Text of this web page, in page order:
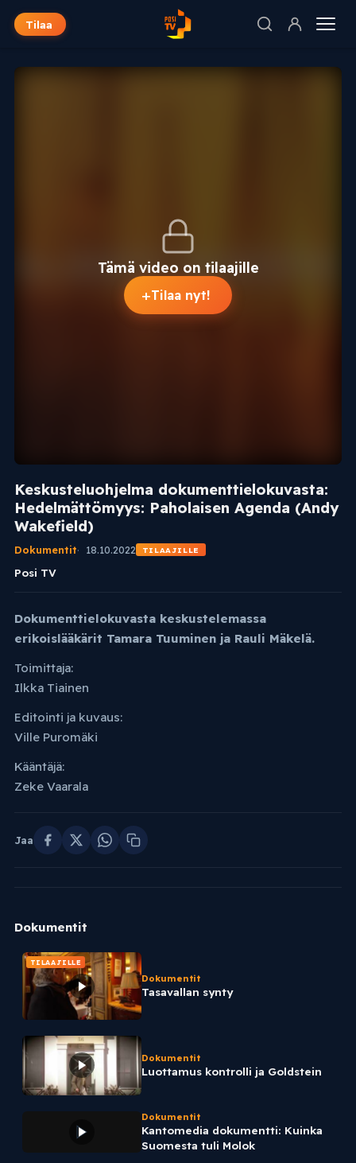
Tilaa
Tämä video on tilaajille
+Tilaa nyt!
Keskusteluohjelma dokumenttielokuvasta:
Hedelmättömyys: Paholaisen Agenda (Andy
Wakefield)
Dokumentit 18.10.2022 TILAAJILLE
Posi TV
Dokumenttielokuvasta keskustelemassa
erikoislääkärit Tamara Tuuminen ja Rauli Mäkelä.
Toimittaja:
Ilkka Tiainen
Editointi ja kuvaus:
Ville Puromäki
Kääntäjä:
Zeke Vaarala
Jaa
Dokumentit
TILAAJILLE
Dokumentit
Tasavallan synty
Dokumentit
Luottamus kontrolli ja Goldstein
Dokumentit
Kantomedia dokumentti: Kuinka
Suomesta tuli Molok